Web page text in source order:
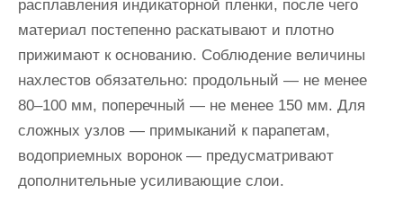
расплавления индикаторной пленки, после чего
материал постепенно раскатывают и плотно
прижимают к основанию. Соблюдение величины
нахлестов обязательно: продольный — не менее
80–100 мм, поперечный — не менее 150 мм. Для
сложных узлов — примыканий к парапетам,
водоприемных воронок — предусматривают
дополнительные усиливающие слои.